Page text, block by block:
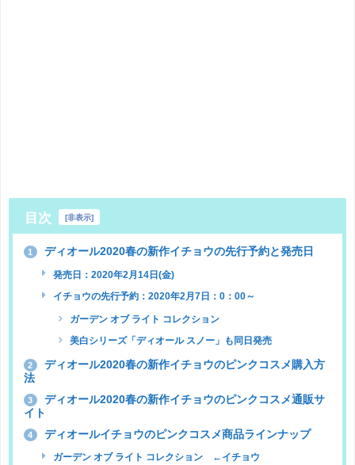
目次 [非表示]
1 ディオール2020春の新作イチョウの先行予約と発売日
発売日：2020年2月14日(金)
イチョウの先行予約：2020年2月7日：0：00～
ガーデン オブ ライト コレクション
美白シリーズ「ディオール スノー」も同日発売
2
ディオール2020春の新作イチョウのピンクコスメ購入方
法
3
ディオール2020春の新作イチョウのピンクコスメ通販サ
イト
4 ディオールイチョウのピンクコスメ商品ラインナップ
ガーデン オブ ライト コレクション ←イチョウ